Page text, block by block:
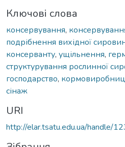
Ключові слова
консервування,
подрібнення вихідної
консерванту, ущільнення,
структурування рослинної
господарство,
сінаж
URI
http://elar.tsatu.edu.ua/handle/